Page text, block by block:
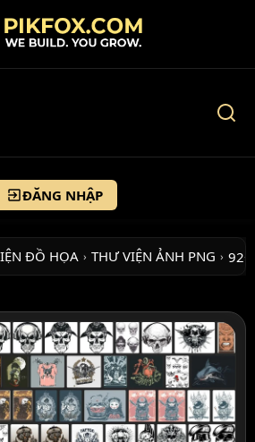
ĐĂNG NHẬP
ĐỒ HỌA › THƯ VIỆN ẢNH PNG ›